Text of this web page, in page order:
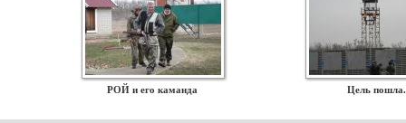
РОЙ и его каманда Цель пошла.